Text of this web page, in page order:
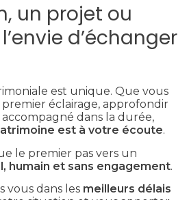
un projet ou
d’échanger
est unique. Que vous
éclairage, approfondir
dans la durée,
est à votre écoute.
le premier pas vers un
humain et sans engagement.
vous dans les meilleurs délais